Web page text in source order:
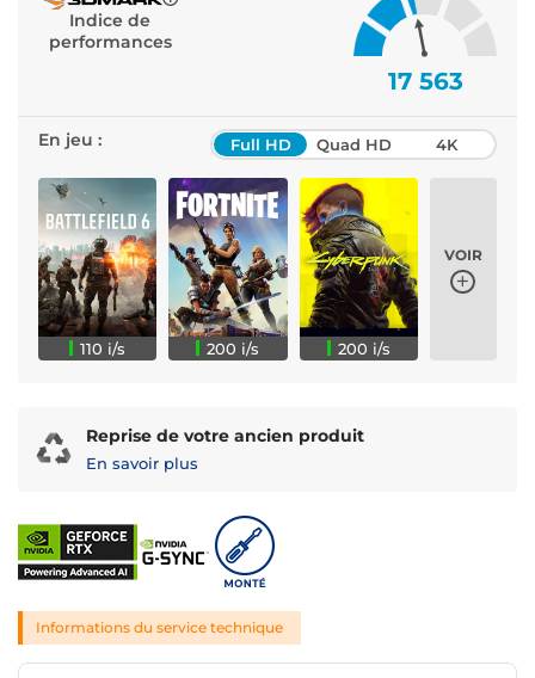
Indice de
performances
17 563
En jeu : Quad HD 4K
Full HD
110 i/s 200 i/s 200 i/s
VOIR
Reprise de votre ancien produit
En savoir plus
Informations du service technique